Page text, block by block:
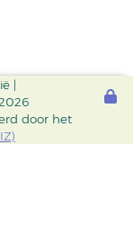
|
door het